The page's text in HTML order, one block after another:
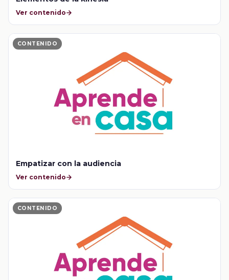
Ver contenido
CONTENIDO
Empatizar con la audiencia
Ver contenido
CONTENIDO